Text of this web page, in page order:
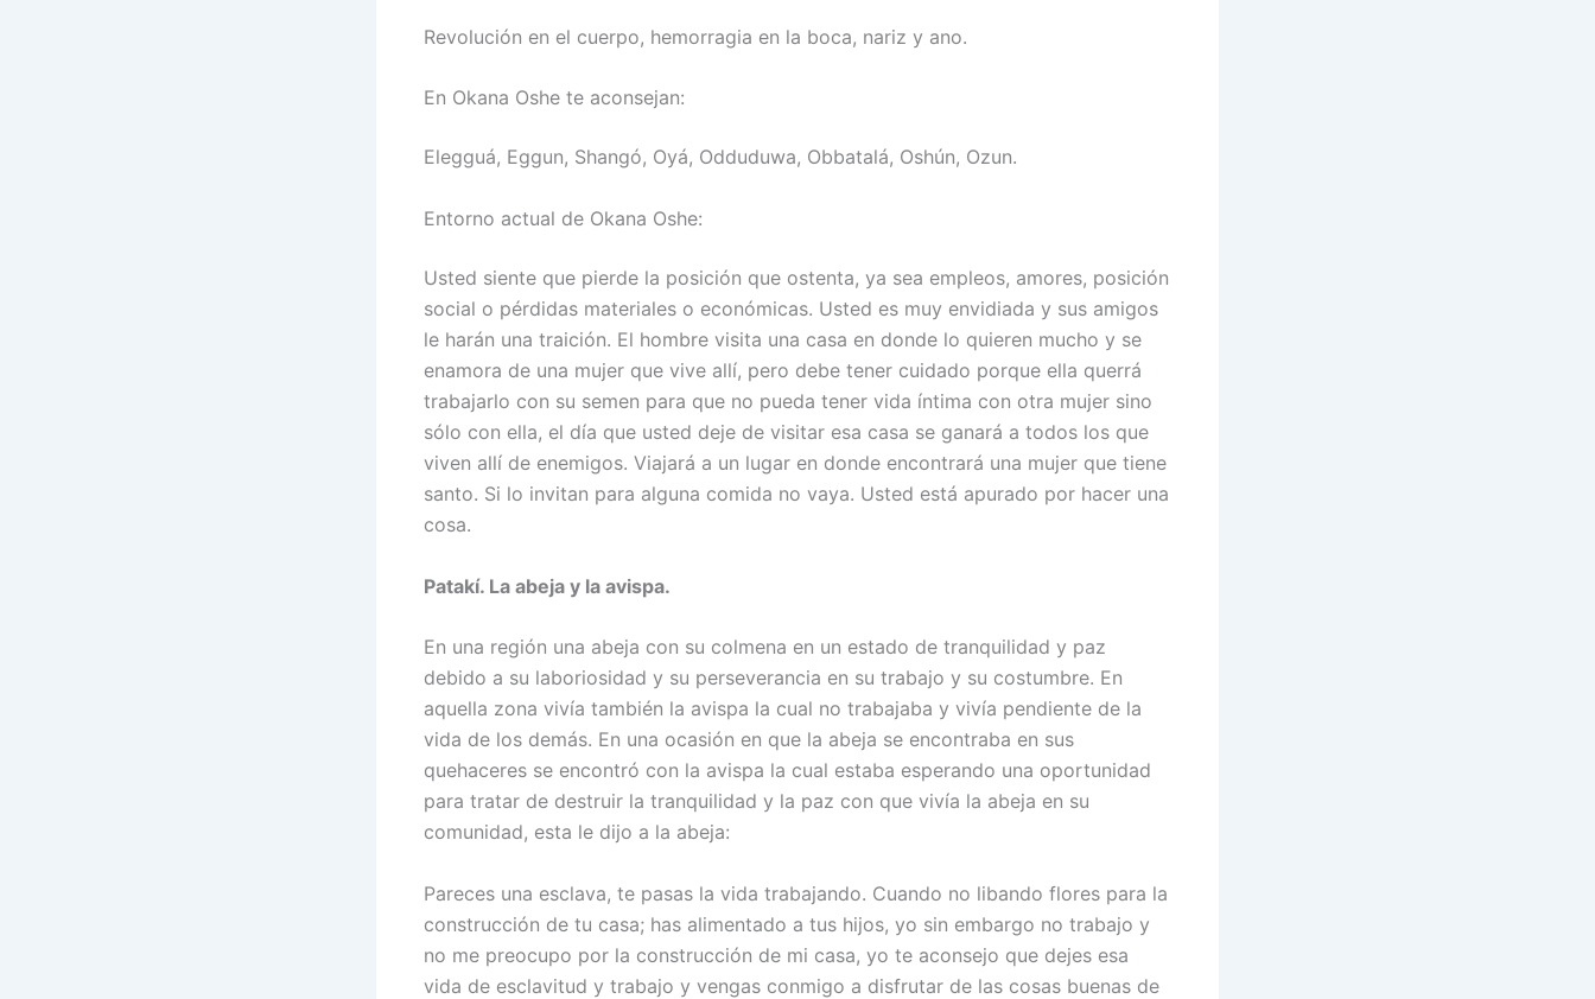
Revolución en el cuerpo, hemorragia en la boca, nariz y ano.
En Okana Oshe te aconsejan:
Elegguá, Eggun, Shangó, Oyá, Odduduwa, Obbatalá, Oshún, Ozun.
Entorno actual de Okana Oshe:
Usted siente que pierde la posición que ostenta, ya sea empleos, amores, posición
social o pérdidas materiales o económicas. Usted es muy envidiada y sus amigos
le harán una traición. El hombre visita una casa en donde lo quieren mucho y se
enamora de una mujer que vive allí, pero debe tener cuidado porque ella querrá
trabajarlo con su semen para que no pueda tener vida íntima con otra mujer sino
sólo con ella, el día que usted deje de visitar esa casa se ganará a todos los que
viven allí de enemigos. Viajará a un lugar en donde encontrará una mujer que tiene
santo. Si lo invitan para alguna comida no vaya. Usted está apurado por hacer una
cosa.
Patakí. La abeja y la avispa.
En una región una abeja con su colmena en un estado de tranquilidad y paz
debido a su laboriosidad y su perseverancia en su trabajo y su costumbre. En
aquella zona vivía también la avispa la cual no trabajaba y vivía pendiente de la
vida de los demás. En una ocasión en que la abeja se encontraba en sus
quehaceres se encontró con la avispa la cual estaba esperando una oportunidad
para tratar de destruir la tranquilidad y la paz con que vivía la abeja en su
comunidad, esta le dijo a la abeja:
Pareces una esclava, te pasas la vida trabajando. Cuando no libando flores para la
construcción de tu casa; has alimentado a tus hijos, yo sin embargo no trabajo y
no me preocupo por la construcción de mi casa, yo te aconsejo que dejes esa
vida de esclavitud y trabajo y vengas conmigo a disfrutar de las cosas buenas de